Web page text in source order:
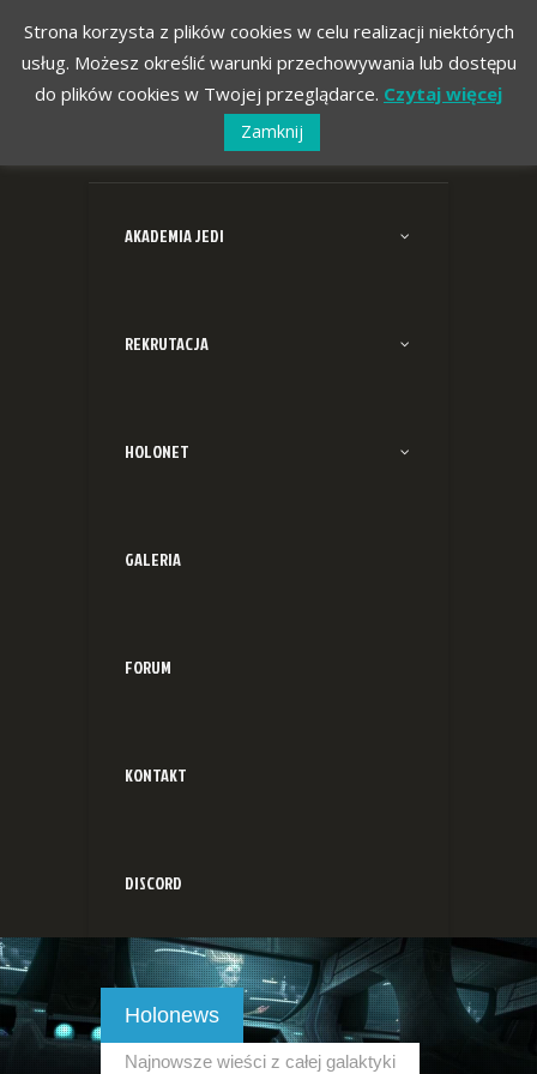
AKADEMIA JEDI
REKRUTACJA
HOLONET
GALERIA
FORUM
KONTAKT
DISCORD
Holonews
Najnowsze wieści z całej galaktyki
Strona korzysta z plików cookies w celu realizacji niektórych
usług. Możesz określić warunki przechowywania lub dostępu
do plików cookies w Twojej przeglądarce. Czytaj więcej
Zamknij